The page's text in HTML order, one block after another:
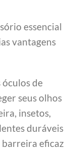
essencial
vantagens
de
seus olhos
insetos,
duráveis
eficaz